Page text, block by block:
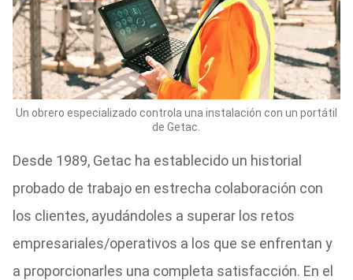
Un obrero especializado controla una instalación con un portátil
de Getac.
Desde 1989, Getac ha establecido un historial
probado de trabajo en estrecha colaboración con
los clientes, ayudándoles a superar los retos
empresariales/operativos a los que se enfrentan y
a proporcionarles una completa satisfacción. En el